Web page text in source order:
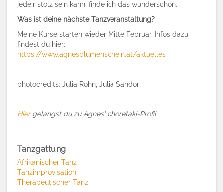
jede:r stolz sein kann, finde ich das wunderschön.
Was ist deine nächste Tanzveranstaltung?
Meine Kurse starten wieder Mitte Februar. Infos dazu
findest du hier:
https://www.agnesblumenschein.at/aktuelles
photocredits: Julia Rohn, Julia Sandor
Hiergelangst du zu Agnes' choretaki-Profil
Tanzgattung
Afrikanischer Tanz
Tanzimprovisation
Therapeutischer Tanz